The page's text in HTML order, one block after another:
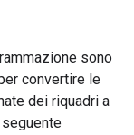
sono
convertire le
dei riquadri a